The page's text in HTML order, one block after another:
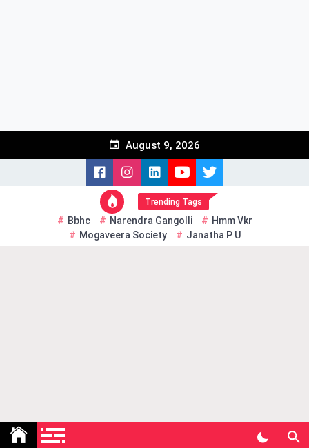
August 9, 2026
Trending Tags
Bbhc Narendra Gangolli
Hmm Vkr
Mogaveera Society
Janatha P U
Kunda Vahini – ಕುಂದ ವಾಹಿನಿ